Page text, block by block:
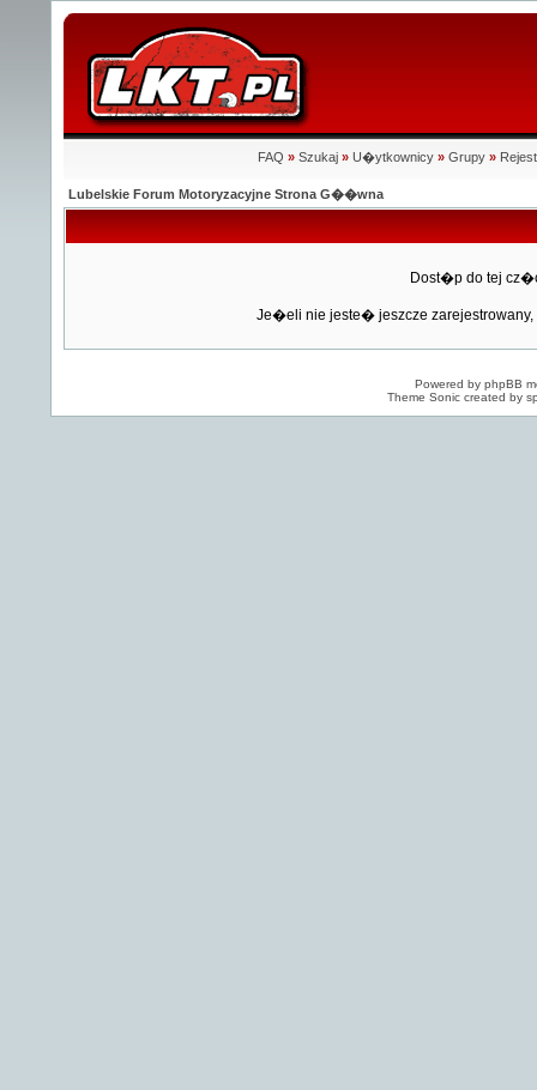
FAQ » Szukaj » U�ytkownicy » Grupy »
Lubelskie Forum Motoryzacyjne Strona G��wna
Dost�p do tej
Je�eli nie jeste� jeszcze
Powered by phpBB
Theme Sonic created by